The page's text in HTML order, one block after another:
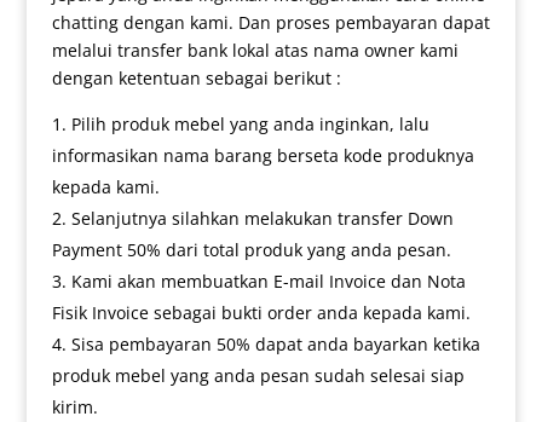
chatting dengan kami. Dan proses pembayaran dapat
melalui transfer bank lokal atas nama owner kami
dengan ketentuan sebagai berikut :
Pilih produk mebel yang anda inginkan, lalu
informasikan nama barang berseta kode produknya
kepada kami.
Selanjutnya silahkan melakukan transfer Down
Payment 50% dari total produk yang anda pesan.
Kami akan membuatkan E-mail Invoice dan Nota
Fisik Invoice sebagai bukti order anda kepada kami.
Sisa pembayaran 50% dapat anda bayarkan ketika
produk mebel yang anda pesan sudah selesai siap
kirim.